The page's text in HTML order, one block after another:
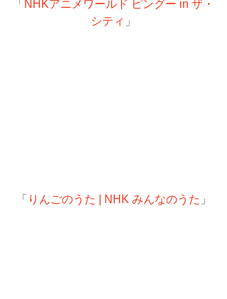
「 NHKアニメワールド ピングー in ザ・
シティ 」
「 りんごのうた | NHK みんなのうた 」